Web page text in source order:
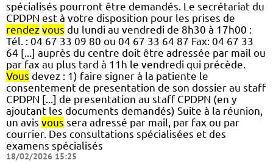
spécialisés pourront être demandés. Le secrétariat du
CPDPN est à votre disposition pour les prises de
rendez vous du lundi au vendredi de 8h30 à 17h00 :
Tél. : 04 67 33 09 80 ou 04 67 33 64 87 Fax: 04 67 33
64 [...] auprès du centre doit être adressée par mail ou
par fax au plus tard à 11h le vendredi qui précède.
Vous devez : 1) faire signer à la patiente le
consentement de presentation de son dossier au staff
CPDPN [...] de presentation au staff CPDPN (en y
ajoutant les documents demandés) Suite à la réunion,
un avis vous sera adressé par mail, par fax ou par
courrier. Des consultations spécialisées et des
examens spécialisés
18/02/2026 15:25